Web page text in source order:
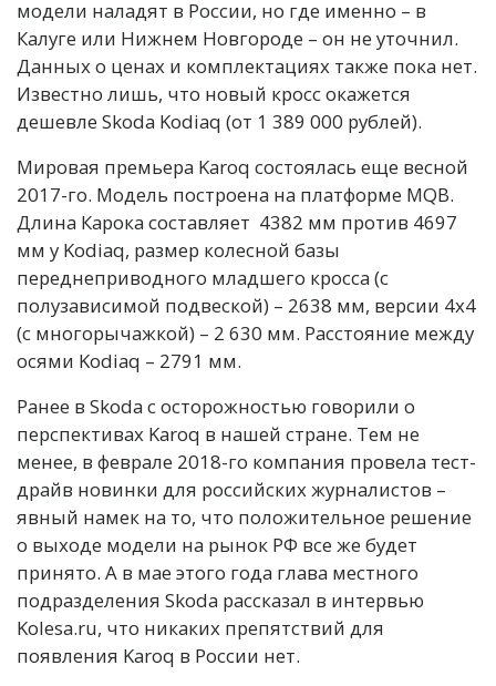
модели наладят в России, но где именно – в
Калуге или Нижнем Новгороде – он не уточнил.
Данных о ценах и комплектациях также пока нет.
Известно лишь, что новый кросс окажется
дешевле Skoda Kodiaq (от 1 389 000 рублей).
Мировая премьера Karoq состоялась еще весной
2017-го. Модель построена на платформе MQB.
Длина Карока составляет 4382 мм против 4697
мм у Kodiaq, размер колесной базы
переднеприводного младшего кросса (с
полузависимой подвеской) – 2638 мм, версии 4х4
(с многорычажкой) – 2 630 мм. Расстояние между
осями Kodiaq – 2791 мм.
Ранее в Skoda с осторожностью говорили о
перспективах Karoq в нашей стране. Тем не
менее, в феврале 2018-го компания провела тест-
драйв новинки для российских журналистов –
явный намек на то, что положительное решение
о выходе модели на рынок РФ все же будет
принято. А в мае этого года глава местного
подразделения Skoda рассказал в интервью
Kolesa.ru, что никаких препятствий для
появления Karoq в России нет.